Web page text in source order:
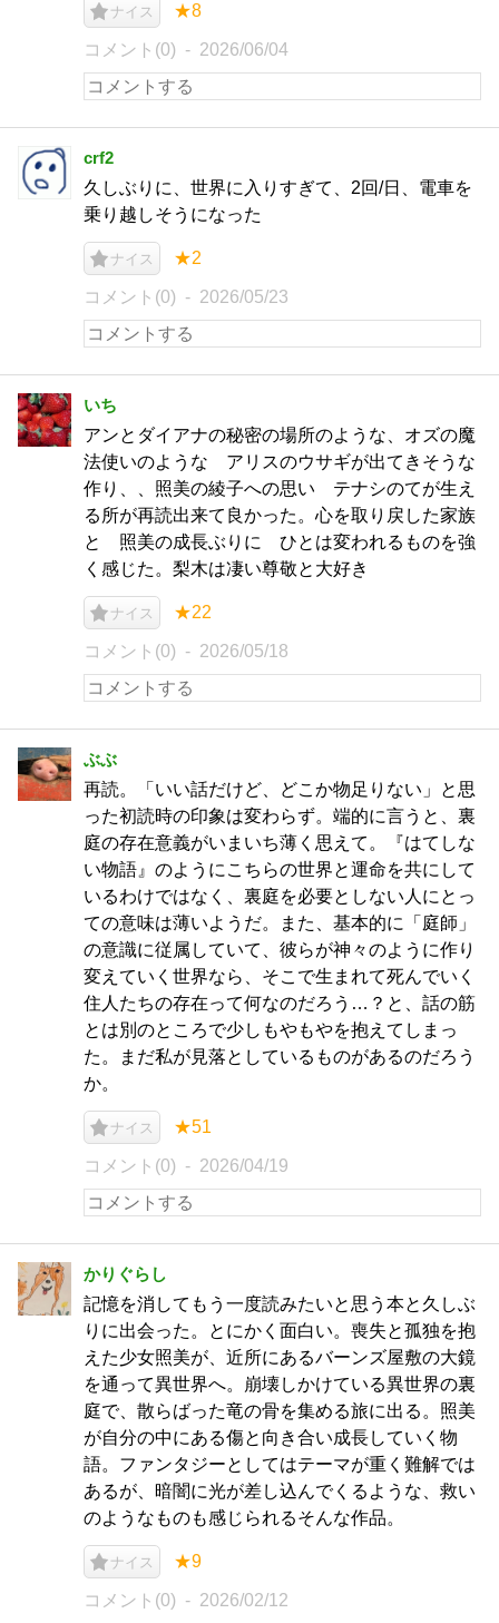
ナイス ★8
コメント(0) 2026/06/04
crf2
久しぶりに、世界に入りすぎて、2回/日、電車を
乗り越しそうになった
ナイス ★2
コメント(0) 2026/05/23
いち
アンとダイアナの秘密の場所のような、オズの魔
法使いのような アリスのウサギが出てきそうな
作り、、照美の綾子への思い テナシのてが生え
る所が再読出来て良かった。心を取り戻した家族
と 照美の成長ぶりに ひとは変われるものを強
く感じた。梨木は凄い尊敬と大好き
ナイス ★22
コメント(0) 2026/05/18
ぶぶ
再読。「いい話だけど、どこか物足りない」と思
った初読時の印象は変わらず。端的に言うと、裏
庭の存在意義がいまいち薄く思えて。『はてしな
い物語』のようにこちらの世界と運命を共にして
いるわけではなく、裏庭を必要としない人にとっ
ての意味は薄いようだ。また、基本的に「庭師」
の意識に従属していて、彼らが神々のように作り
変えていく世界なら、そこで生まれて死んでいく
住人たちの存在って何なのだろう…？と、話の筋
とは別のところで少しもやもやを抱えてしまっ
た。まだ私が見落としているものがあるのだろう
か。
ナイス ★51
コメント(0) 2026/04/19
かりぐらし
記憶を消してもう一度読みたいと思う本と久しぶ
りに出会った。とにかく面白い。喪失と孤独を抱
えた少女照美が、近所にあるバーンズ屋敷の大鏡
を通って異世界へ。崩壊しかけている異世界の裏
庭で、散らばった竜の骨を集める旅に出る。照美
が自分の中にある傷と向き合い成長していく物
語。ファンタジーとしてはテーマが重く難解では
あるが、暗闇に光が差し込んでくるような、救い
のようなものも感じられるそんな作品。
ナイス ★9
コメント(0) 2026/02/12